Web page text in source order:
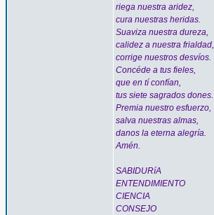
riega nuestra aridez,
cura nuestras heridas.
Suaviza nuestra dureza,
calidez a nuestra frialdad,
corrige nuestros desvíos.
Concéde a tus fieles,
que en tí confían,
tus siete sagrados dones.
Premia nuestro esfuerzo,
salva nuestras almas,
danos la eterna alegría.
Amén.
SABIDURíA
ENTENDIMIENTO
CIENCIA
CONSEJO